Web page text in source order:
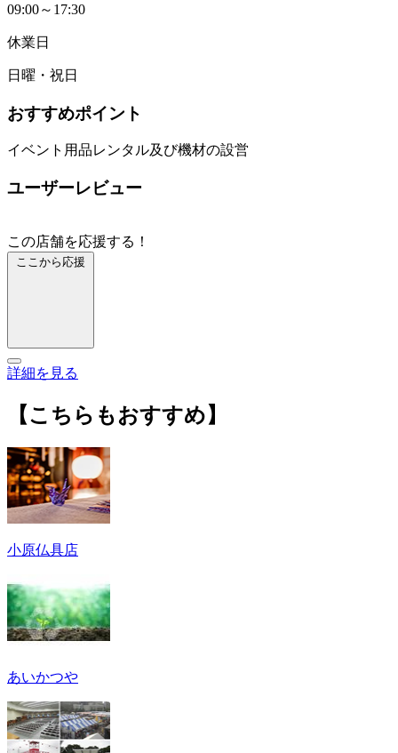
09:00～17:30
休業日
日曜・祝日
おすすめポイント
イベント用品レンタル及び機材の設営
ユーザーレビュー
この店舗を応援する！
ここから応援
詳細を見る
【こちらもおすすめ】
小原仏具店
あいかつや